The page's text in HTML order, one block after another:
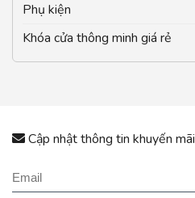
Phụ kiện
Khóa cửa thông minh giá rẻ
Cập nhật thông tin khuyến mãi